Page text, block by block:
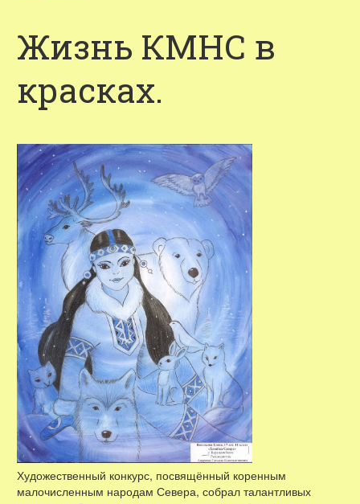
Жизнь КМНС в
красках.
Художественный конкурс, посвящённый коренным
малочисленным народам Севера, собрал талантливых